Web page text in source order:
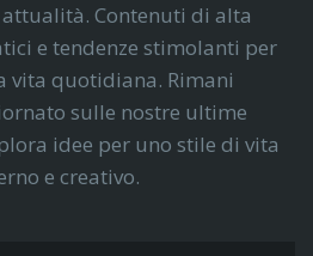
Contenuti di alta
e tendenze stimolanti per
vita quotidiana. Rimani
sulle nostre ultime
idee per uno stile di vita
e creativo.